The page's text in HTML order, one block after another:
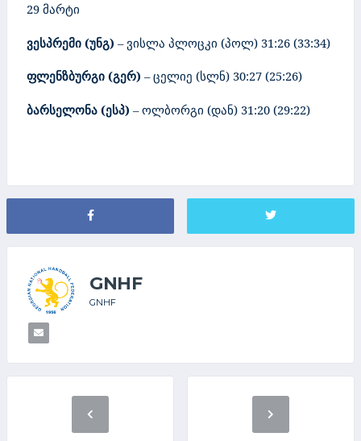
29 მარტი
ვესპრემი (უნგ) – ვისლა პლოცკი (პოლ) 31:26 (33:34)
ფლენზბურგი (გერ) – ცელიე (სლნ) 30:27 (25:26)
ბარსელონა (ესპ) – ოლბორგი (დან) 31:20 (29:22)
GNHF
GNHF